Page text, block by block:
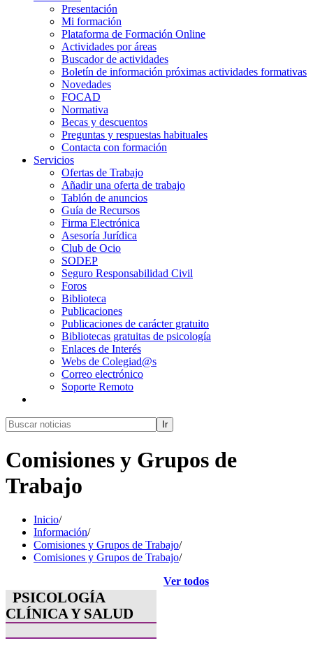
Presentación
Mi formación
Plataforma de Formación Online
Actividades por áreas
Buscador de actividades
Boletín de información próximas actividades formativas
Novedades
FOCAD
Normativa
Becas y descuentos
Preguntas y respuestas habituales
Contacta con formación
Servicios
Ofertas de Trabajo
Añadir una oferta de trabajo
Tablón de anuncios
Guía de Recursos
Firma Electrónica
Asesoría Jurídica
Club de Ocio
SODEP
Seguro Responsabilidad Civil
Foros
Biblioteca
Publicaciones
Publicaciones de carácter gratuito
Bibliotecas gratuitas de psicología
Enlaces de Interés
Webs de Colegiad@s
Correo electrónico
Soporte Remoto
Ir
Comisiones y Grupos de
Trabajo
Inicio/
Información/
Comisiones y Grupos de Trabajo/
Comisiones y Grupos de Trabajo/
PSICOLOGÍA
CLÍNICA Y SALUD
Ver todos